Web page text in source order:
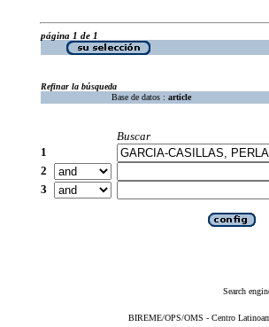
página 1 de 1
Refinar la búsqueda
Base de datos : article
Buscar
1
2
3
Search
BIREME/OPS/OMS - Centro